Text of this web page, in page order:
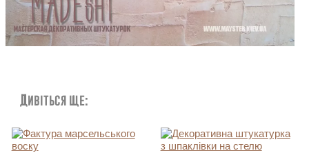
Дивіться ще: